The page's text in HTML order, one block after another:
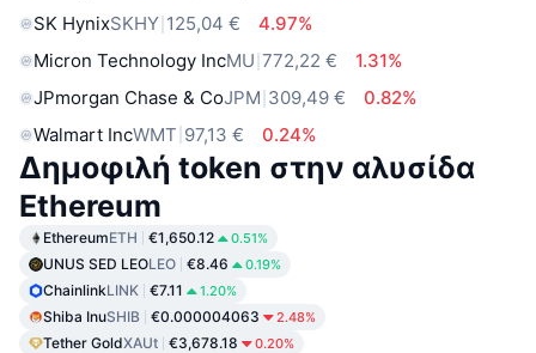
SK HynixSKHY 125,04 €
4.97%
Micron Technology IncMU 772,22 €
1.31%
JPmorgan Chase & CoJPM 309,49 €
0.82%
Walmart IncWMT 97,13 € 0.24%
Δημοφιλή token στην αλυσίδα
Ethereum
EthereumETH €1,650.12 0.51%
UNUS SED LEOLEO €8.46 0.19%
ChainlinkLINK €7.11 1.20%
Shiba InuSHIB €0.000004063 2.48%
Tether GoldXAUt €3,678.18 0.20%